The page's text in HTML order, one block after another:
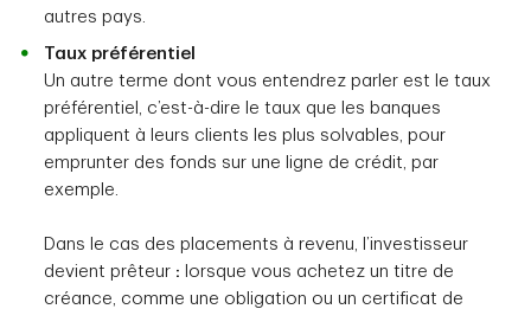
autres pays.
Taux préférentiel
Un autre terme dont vous entendrez parler est le taux
préférentiel, c’est-à-dire le taux que les banques
appliquent à leurs clients les plus solvables, pour
emprunter des fonds sur une ligne de crédit, par
exemple.
Dans le cas des placements à revenu, l’investisseur
devient prêteur : lorsque vous achetez un titre de
créance, comme une obligation ou un certificat de